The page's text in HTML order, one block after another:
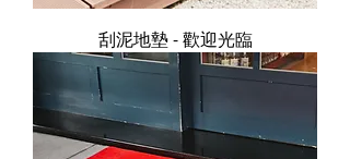
刮泥地墊 - 歡迎光臨